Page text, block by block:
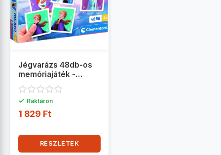
Jégvarázs 48db-os
memóriajáték -
Clementoni
✓ Raktáron
1 829 Ft
RÉSZLETEK